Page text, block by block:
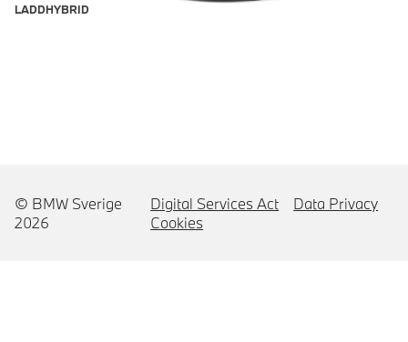
LADDHYBRID
© BMW Sverige
2026
Digital Services Act
Data Privacy
Cookies